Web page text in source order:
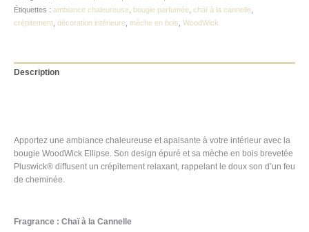
Étiquettes : ambiance chaleureuse bougie parfumée chaï à la cannelle
crépitement décoration intérieure mèche en bois WoodWick
Description
Apportez une ambiance chaleureuse et apaisante à votre intérieur avec la
bougie WoodWick Ellipse. Son design épuré et sa mèche en bois brevetée
Pluswick® diffusent un crépitement relaxant, rappelant le doux son d’un feu
de cheminée.
Fragrance : Chaï à la Cannelle